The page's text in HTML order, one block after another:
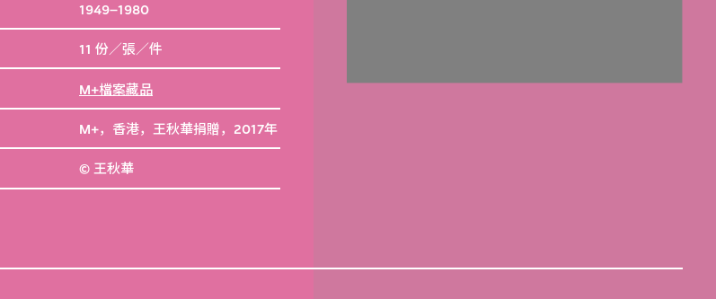
1949–1980
11 份／張／件
M+檔案藏品
M+，香港，王秋華捐贈，2017年
© 王秋華